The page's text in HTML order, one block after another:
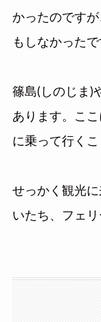
かったのです
もしなかったで
篠島(しのじま)
あります。こ
に乗って行くこ
せっかく観光
いたち、フェリ